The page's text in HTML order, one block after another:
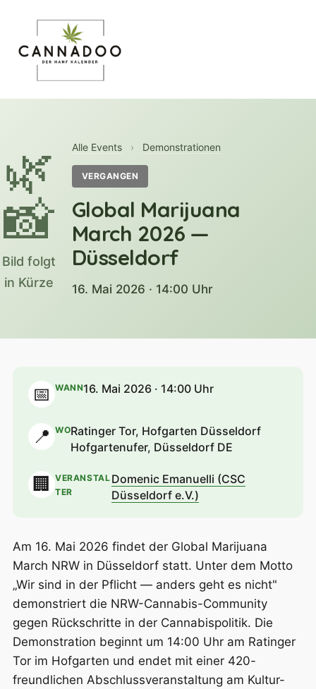
🌿
📸
Bild folgt
in Kürze
Alle Events › Demonstrationen
VERGANGEN
Global Marijuana
March 2026 —
Düsseldorf
16. Mai 2026 · 14:00 Uhr
📅 WANN16. Mai 2026 · 14:00 Uhr
📍 WORatinger Tor, Hofgarten Düsseldorf
Hofgartenufer, Düsseldorf DE
🏢
VERANSTAL
TER
Domenic Emanuelli (CSC
Düsseldorf e.V.)
Am 16. Mai 2026 findet der Global Marijuana
March NRW in Düsseldorf statt. Unter dem Motto
„Wir sind in der Pflicht — anders geht es nicht"
demonstriert die NRW-Cannabis-Community
gegen Rückschritte in der Cannabispolitik. Die
Demonstration beginnt um 14:00 Uhr am Ratinger
Tor im Hofgarten und endet mit einer 420-
freundlichen Abschlussveranstaltung am Kultur-